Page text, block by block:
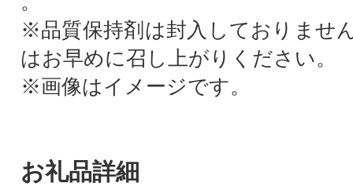
※品質保持剤は封入しておりませ
はお早めに召し上がりください。
※画像はイメージです。
お礼品詳細